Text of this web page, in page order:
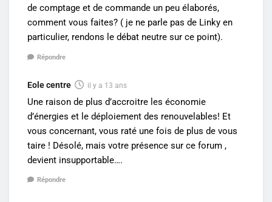
de comptage et de commande un peu élaborés,
comment vous faites? ( je ne parle pas de Linky en
particulier, rendons le débat neutre sur ce point).
Répondre
Eole centre il y a 13 ans
Une raison de plus d’accroitre les économie
d’énergies et le déploiement des renouvelables! Et
vous concernant, vous raté une fois de plus de vous
taire ! Désolé, mais votre présence sur ce forum ,
devient insupportable….
Répondre